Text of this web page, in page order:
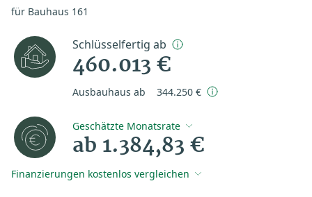
für Bauhaus 161
Schlüsselfertig ab
460.013 €
Ausbauhaus ab 344.250 €
Geschätzte Monatsrate
ab 1.384,83 €
Finanzierungen kostenlos vergleichen